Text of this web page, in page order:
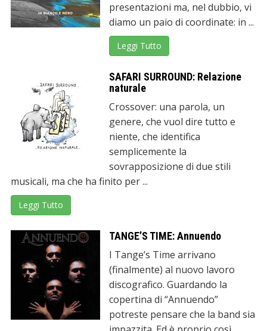
presentazioni ma, nel dubbio, vi
diamo un paio di coordinate: in ...
Leggi Tutto
SAFARI SURROUND: Relazione
naturale
Crossover: una parola, un
genere, che vuol dire tutto e
niente, che identifica
semplicemente la
sovrapposizione di due stili
musicali, ma che ha finito per ...
Leggi Tutto
TANGE’S TIME: Annuendo
I Tange’s Time arrivano
(finalmente) al nuovo lavoro
discografico. Guardando la
copertina di “Annuendo”
potreste pensare che la band sia